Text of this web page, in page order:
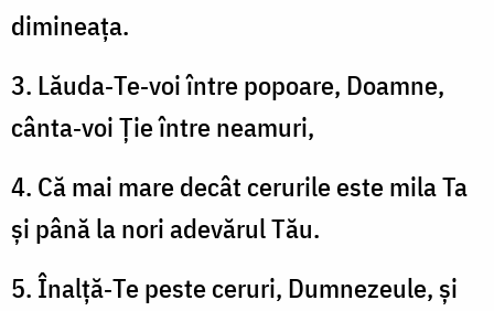
dimineața.
3. Lăuda‑Te‑voi între popoare, Doamne,
cânta‑voi Ție între neamuri,
4. Că mai mare decât cerurile este mila Ta
și până la nori adevărul Tău.
5. Înalță‑Te peste ceruri, Dumnezeule, și